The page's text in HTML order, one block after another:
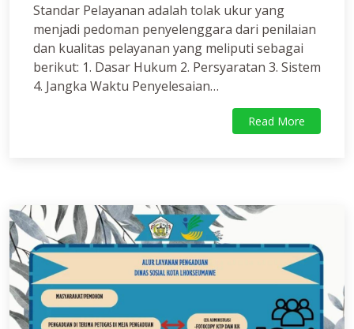
Standar Pelayanan adalah tolak ukur yang
menjadi pedoman penyelenggara dari penilaian
dan kualitas pelayanan yang meliputi sebagai
berikut: 1. Dasar Hukum 2. Persyaratan 3. Sistem
4. Jangka Waktu Penyelesaian…
Read More